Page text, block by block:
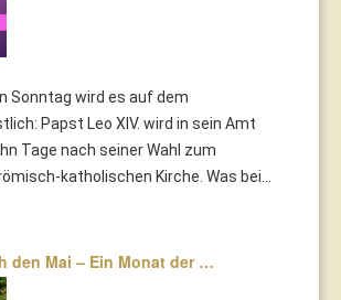
Sonntag wird es auf dem
Papst Leo XIV. wird in sein Amt
Tage nach seiner Wahl zum
katholischen Kirche. Was bei...
den Mai – Ein Monat der …